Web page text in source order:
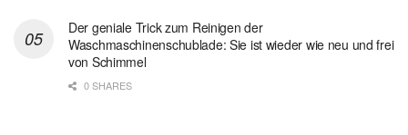
Der geniale Trick zum Reinigen der
Waschmaschinenschublade: Sie ist wieder wie neu und frei
von Schimmel
0 SHARES